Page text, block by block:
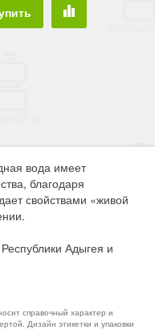
вода имеет
благодаря
свойствами «живой
Адыгея и
справочный характер и
Дизайн этикетки и упаковки